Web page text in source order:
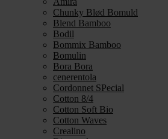
Chunky Blød Bomuld
Blend Bamboo
Bodil
Bommix Bamboo
Bomulin
Bora Bora
cenerentola
Cordonnet SPecial
Cotton 8/4
Cotton Soft Bio
Cotton Waves
Crealino